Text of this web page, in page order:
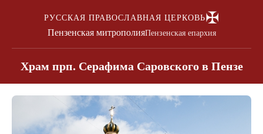
РУССКАЯ ПРАВОСЛАВНАЯ ЦЕРКОВЬ✠
Пензенская митрополияПензенская епархия
Храм прп. Серафима Саровского в Пензе